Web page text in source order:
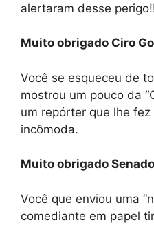
alertaram desse
Muito obrigado Ciro
Você se esqueceu de
mostrou um pouco da
um repórter que lhe
incômoda.
Muito obrigado
Você que enviou uma
comediante em papel